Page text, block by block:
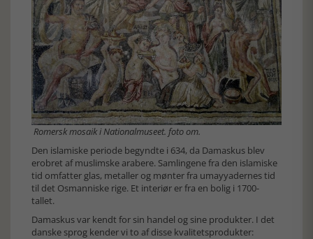
Romersk mosaik i Nationalmuseet. foto om.
Den islamiske periode begyndte i 634, da Damaskus blev
erobret af muslimske arabere. Samlingene fra den islamiske
tid omfatter glas, metaller og mønter fra umayyadernes tid
til det Osmanniske rige. Et interiør er fra en bolig i 1700-
tallet.
Damaskus var kendt for sin handel og sine produkter. I det
danske sprog kender vi to af disse kvalitetsprodukter: